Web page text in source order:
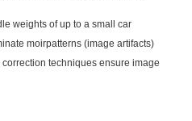
weights of up to a small car
moirpatterns (image artifacts)
techniques ensure image